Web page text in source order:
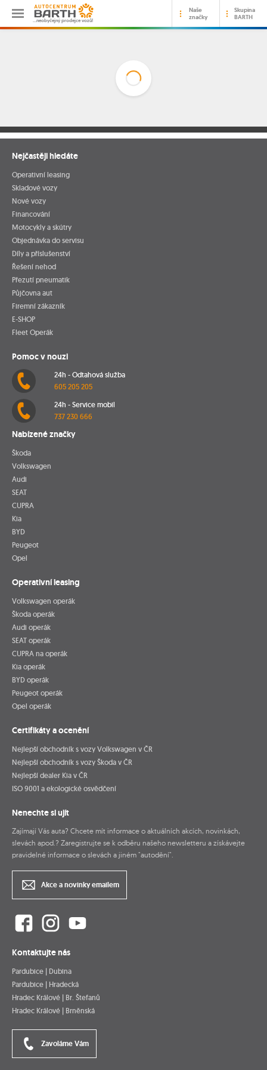
…neobyčejný prodejce vozů!
Naše
značky
Skupina
BARTH
Nejčastěji hledáte
Operativní leasing
Skladové vozy
Nové vozy
Financování
Motocykly a skútry
Objednávka do servisu
Díly a příslušenství
Řešení nehod
Přezutí pneumatik
Půjčovna aut
Firemní zákazník
E-SHOP
Fleet Operák
Pomoc v nouzi
24h - Odtahová služba
605 205 205
24h - Service mobil
737 230 666
Nabízené značky
Škoda
Volkswagen
Audi
SEAT
CUPRA
Kia
BYD
Peugeot
Opel
Operativní leasing
Volkswagen operák
Škoda operák
Audi operák
SEAT operák
CUPRA na operák
Kia operák
BYD operák
Peugeot operák
Opel operák
Certifikáty a ocenění
Nejlepší obchodník s vozy Volkswagen v ČR
Nejlepší obchodník s vozy Škoda v ČR
Nejlepší dealer Kia v ČR
ISO 9001 a ekologické osvědčení
Nenechte si ujít
Zajímají Vás auta? Chcete mít informace o aktuálních akcích, novinkách,
slevách apod.? Zaregistrujte se k odběru našeho newsletteru a získávejte
pravidelné informace o slevách a jiném "autodění".
Akce a novinky emailem
Kontaktujte nás
Pardubice | Dubina
Pardubice | Hradecká
Hradec Králové | Br. Štefanů
Hradec Králové | Brněnská
Zavoláme Vám